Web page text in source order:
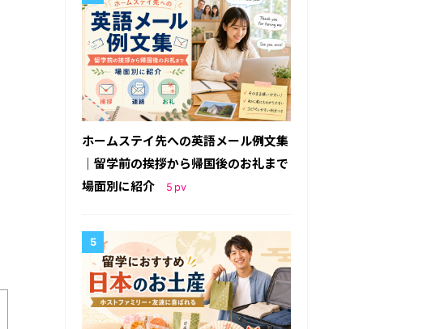
ホームステイ先への英語メール例文集
｜留学前の挨拶から帰国後のお礼まで
場面別に紹介
5 pv